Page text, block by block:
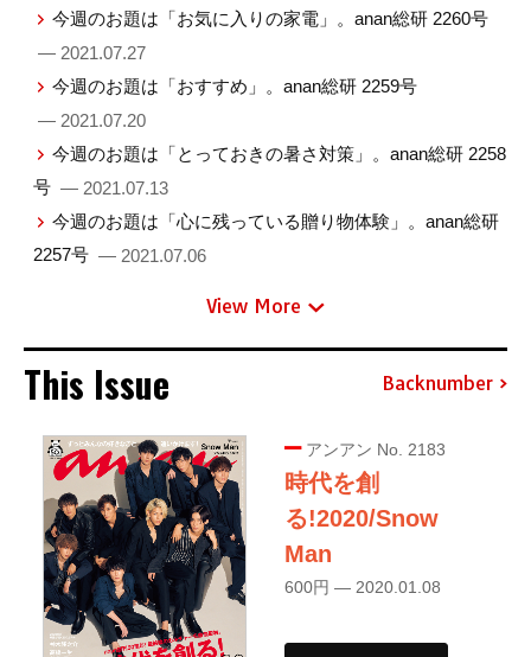
今週のお題は「お気に入りの家電」。anan総研 2260号
— 2021.07.27
今週のお題は「おすすめ」。anan総研 2259号
— 2021.07.20
今週のお題は「とっておきの暑さ対策」。anan総研 2258
号 — 2021.07.13
今週のお題は「心に残っている贈り物体験」。anan総研
2257号 — 2021.07.06
View More
This Issue Backnumber
アンアン No. 2183
時代を創
る!2020/Snow
Man
600円 — 2020.01.08